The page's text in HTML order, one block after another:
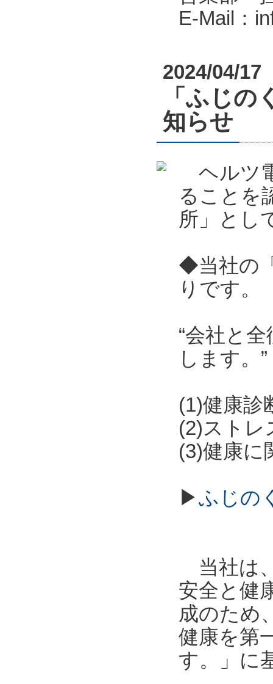
E-Mail：
2024/04/17
「ふじ
知らせ
ヘルツ
ることを
所」とし
◆当社の
りです。
“会社と
します。”
(1)健康
(2)スト
(3)健康
▶ふじの
当社は
安全と健
成のため
健康を第
す。」に